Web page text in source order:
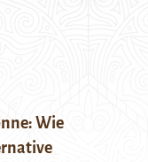
Wie